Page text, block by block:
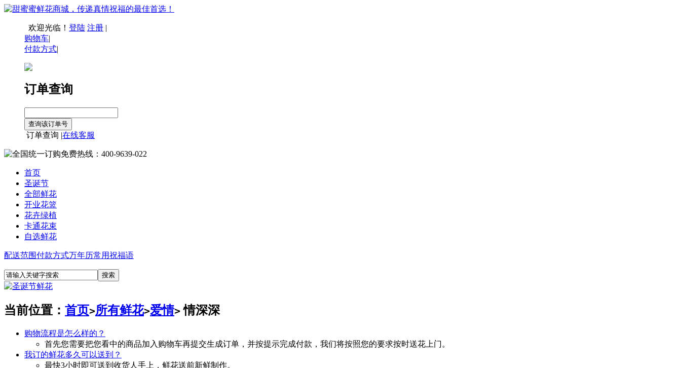
欢迎光临！ 登陆 注册 |
购物车|
付款方式|
订单查询
订单查询 |在线客服
首页
圣诞节
全部鲜花
开业花篮
花卉绿植
卡通花束
自选鲜花
配送范围付款方式万年历常用祝福语
当前位置： 首页>所有鲜花>爱情> 情深深
购物流程是怎么样的？
首先您需要把您看中的商品加入购物车再提交生成订单，并按提示完成付款，我们将按照您的要求按时送花上门。
我订的鲜花多久可以送到？
最快3小时即可送到收货人手上，鲜花送前新鲜制作。